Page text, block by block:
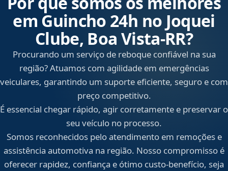
em Guincho 24h no Joquei
Clube, Boa Vista‑RR?
Procurando um serviço de reboque confiável na sua
região? Atuamos com agilidade em emergências
veiculares, garantindo um suporte eficiente, seguro e com
preço competitivo.
É essencial chegar rápido, agir corretamente e preservar o
seu veículo no processo.
Somos reconhecidos pelo atendimento em remoções e
assistência automotiva na região. Nosso compromisso é
oferecer rapidez, confiança e ótimo custo-benefício, seja